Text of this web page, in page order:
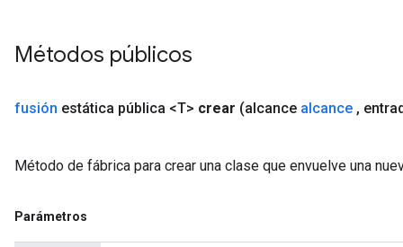
Métodos públicos
fusión estática pública <T> crear (alcance alcance ,
Método de fábrica para crear una clase que envuelve una
Parámetros